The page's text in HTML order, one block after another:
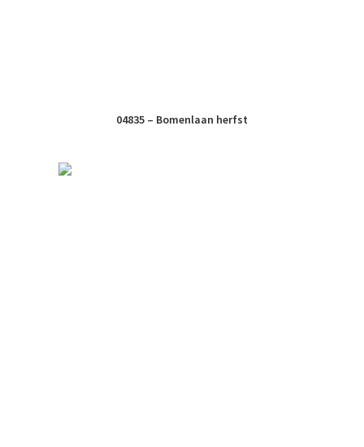
04835 – Bomenlaan herfst